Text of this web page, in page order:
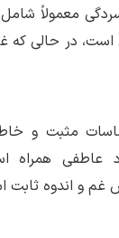
معمولاً شامل
در حالی که
مثبت و
عاطفی همراه
غم و اندوه ثابت